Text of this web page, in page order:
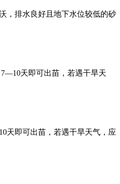
，排水良好且地下水位较低的砂
天即可出苗，若遇干旱天
天即可出苗，若遇干旱天气，应